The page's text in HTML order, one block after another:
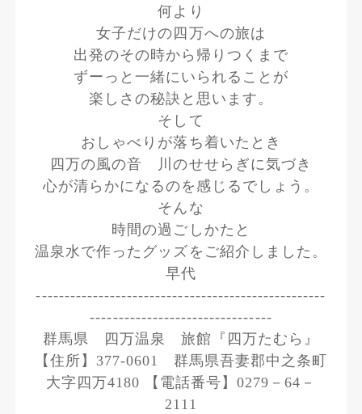
何より
女子だけの四万への旅は
出発のその時から帰りつくまで
ずーっと一緒にいられることが
楽しさの秘訣と思います。
そして
おしゃべりが落ち着いたとき
四万の風の音 川のせせらぎに気づき
心が清らかになるのを感じるでしょう。
そんな
時間の過ごしかたと
温泉水で作ったグッズをご紹介しました。
早代
---------------------------------------------------
--------------------------------
群馬県 四万温泉 旅館『四万たむら』
【住所】377-0601 群馬県吾妻郡中之条町
大字四万4180 【電話番号】0279－64－
2111